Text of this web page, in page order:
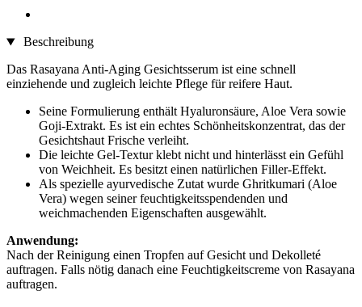
Beschreibung
Das Rasayana Anti-Aging Gesichtsserum ist eine schnell
einziehende und zugleich leichte Pflege für reifere Haut.
Seine Formulierung enthält Hyaluronsäure, Aloe Vera sowie
Goji-Extrakt. Es ist ein echtes Schönheitskonzentrat, das der
Gesichtshaut Frische verleiht.
Die leichte Gel-Textur klebt nicht und hinterlässt ein Gefühl
von Weichheit. Es besitzt einen natürlichen Filler-Effekt.
Als spezielle ayurvedische Zutat wurde Ghritkumari (Aloe
Vera) wegen seiner feuchtigkeitsspendenden und
weichmachenden Eigenschaften ausgewählt.
Anwendung:
Nach der Reinigung einen Tropfen auf Gesicht und Dekolleté
auftragen. Falls nötig danach eine Feuchtigkeitscreme von Rasayana
auftragen.